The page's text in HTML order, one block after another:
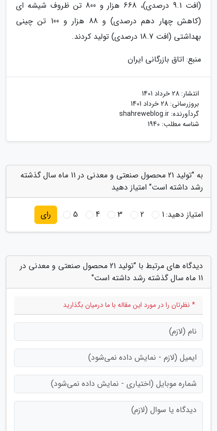
(افت 9.1 درصدی)، 668 هزار و 800 تن ظروف شیشه ای
(کاهش چهار دهم درصدی) و 88 هزار و 100 تن چینی
بهداشتی (افت 18.7 درصدی) تولید کردند.
منبع: اتاق بازرگانی ایران
انتشار: 28 خرداد 1401
بروزرسانی: 28 خرداد 1401
گردآورنده: shahreweblog.ir
شناسه مطلب: 1940
به "تولید 21 محصول صنعتی و معدنی در 11 ماه سال گذشته
رشد داشته است" امتیاز دهید
امتیاز دهید:1
2
3
4
5 رای
دیدگاه های مرتبط با "تولید 21 محصول صنعتی و معدنی در
11 ماه سال گذشته رشد داشته است"
* نظرتان را در مورد این مقاله با ما درمیان بگذارید